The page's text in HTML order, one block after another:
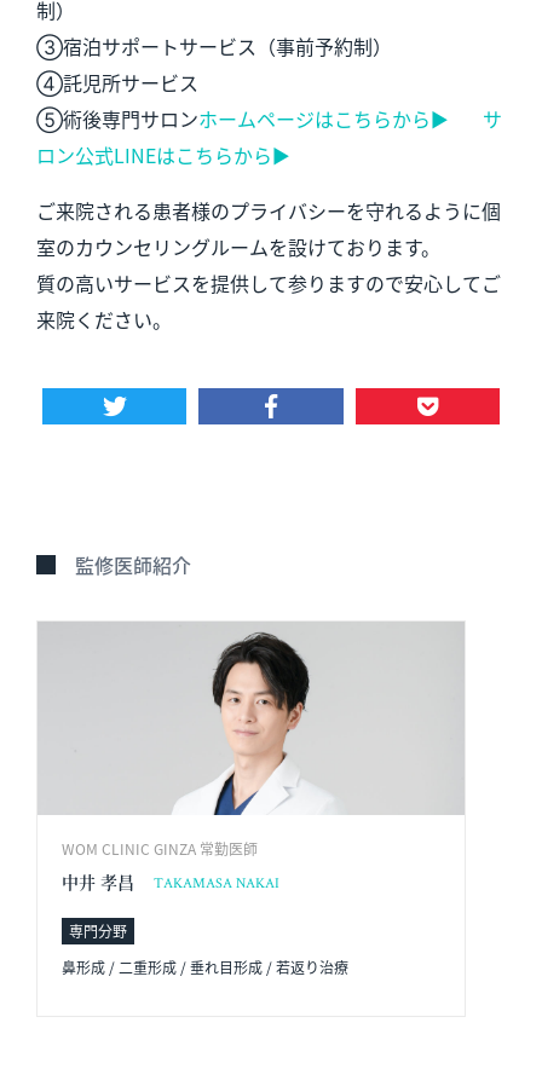
制）
③宿泊サポートサービス（事前予約制）
④託児所サービス
⑤術後専門サロンホームページはこちらから▶︎ サ
ロン公式LINEはこちらから▶︎
ご来院される患者様のプライバシーを守れるように個
室のカウンセリングルームを設けております。
質の高いサービスを提供して参りますので安心してご
来院ください。
監修医師紹介
WOM CLINIC GINZA 常勤医師
中井 孝昌 TAKAMASA NAKAI
専門分野
鼻形成 / 二重形成 / 垂れ目形成 / 若返り治療